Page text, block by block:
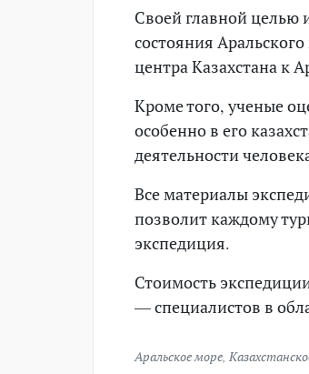
Своей главной целью
состояния
центра Казахстана к
Кроме того, ученые
особенно в его
деятельности
Все материалы
позволит каждому
экспедиция.
Стоимость
— специалистов в
Аральское море